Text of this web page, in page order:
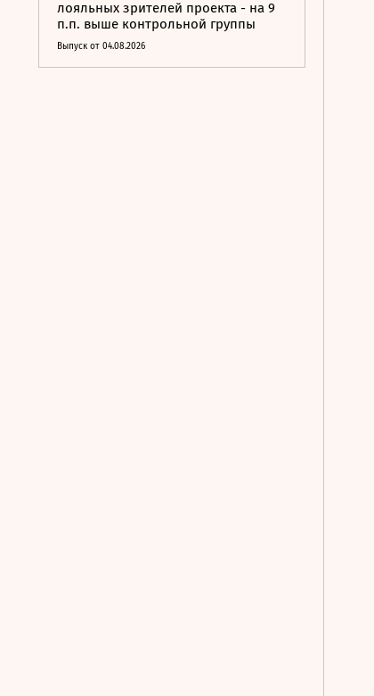
лояльных зрителей проекта - на 9
п.п. выше контрольной группы
Выпуск от 04.08.2026